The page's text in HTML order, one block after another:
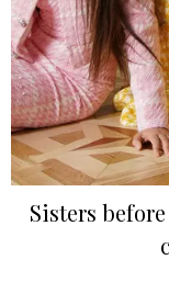
Sisters